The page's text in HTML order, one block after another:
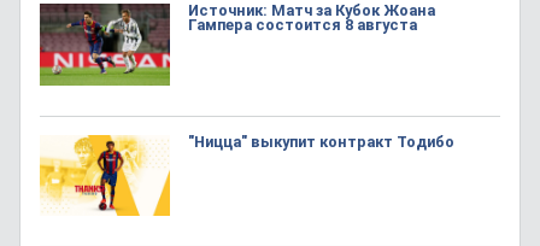
Источник: Матч за Кубок Жоана
Гампера состоится 8 августа
"Ницца" выкупит контракт Тодибо